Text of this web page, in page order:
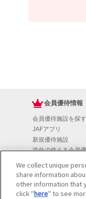
会員優待情報
会員優待施設を探す
JAFアプリ
新規優待施設
海外で使える会員
JAFライフサポート
JAF Mate
We collect unique
share information
other information that
click "here" to see